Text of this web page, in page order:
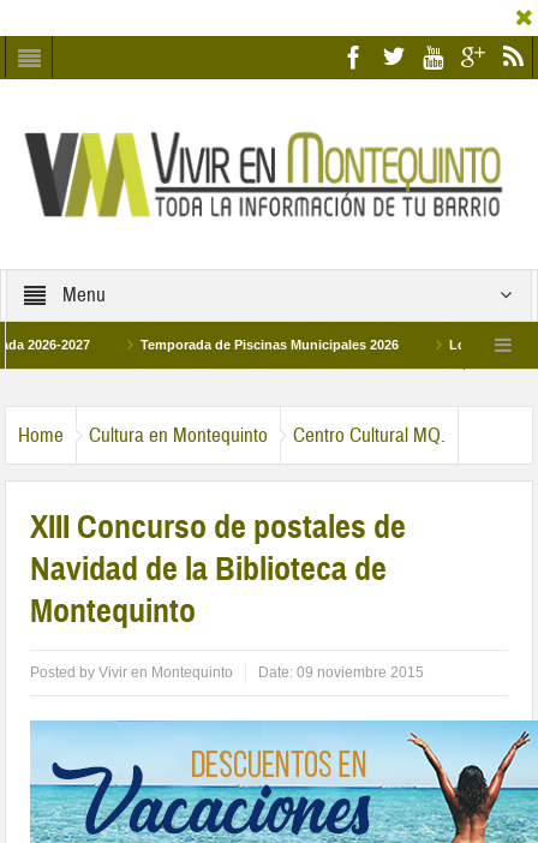
Menu
2027 Temporada de Piscinas Municipales 2026 Los Campus de
Home Cultura en Montequinto Centro Cultural MQ.
XIII Concurso de postales de
Navidad de la Biblioteca de
Montequinto
Posted byVivir en Montequinto Date:09 noviembre 2015